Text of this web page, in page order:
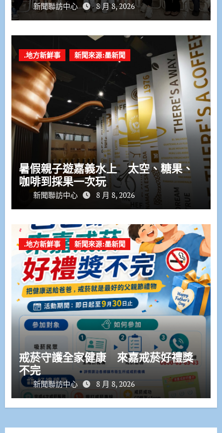
新聞聯訪中心 8 月 8, 2026
.地方新鮮事 新聞來源:墨新聞
暑假親子遊嘉義水上 太空、糖果、
咖啡到採果一次玩
新聞聯訪中心 8 月 8, 2026
.地方新鮮事 新聞來源:墨新聞
戒菸守護全家健康 來嘉戒菸好禮獎
不完
新聞聯訪中心 8 月 8, 2026